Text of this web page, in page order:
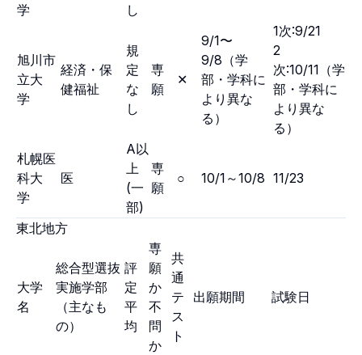
学
し
旭川市
立大
学
経済・保
健福祉
規
定
な
し
専
願
✕
9/1〜
9/8（学
部・学科に
より異な
る）
1次:9/21
2
次:10/11（学
部・学科に
より異な
る）
札幌医
科大
学
医
A以
上
(一
部)
専
願
○ 10/1～10/8 11/23
東北地方
大学
名
総合型選抜
実施学部
（主なも
の）
評
定
平
均
専
願
か
不
問
か
共
通
テ
ス
ト
出願期間 試験日